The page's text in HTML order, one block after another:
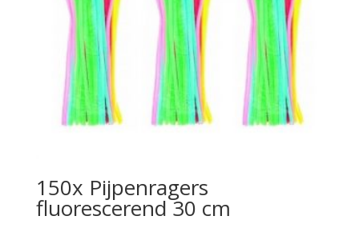
150x Pijpenragers
fluorescerend 30 cm